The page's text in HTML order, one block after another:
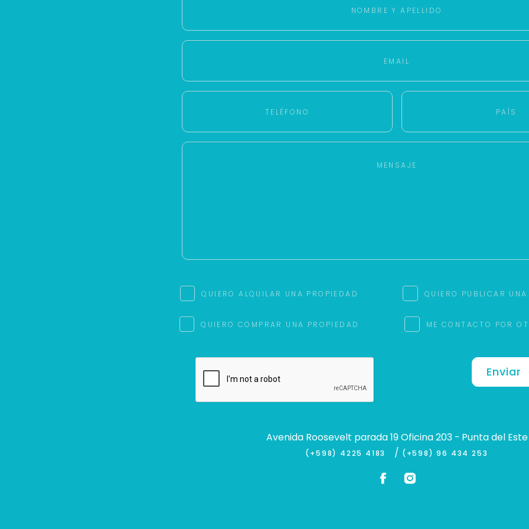
QUIERO ALQUILAR UNA PROPIEDAD QUIERO PUBLICAR
QUIERO COMPRAR UNA PROPIEDAD ME CONTACTO POR
Enviar
Avenida Roosevelt parada 19 Oficina 203 - Punta del Este
(+598) 4225 4183 / (+598) 96 434 253